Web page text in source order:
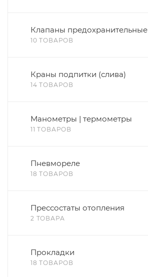
Клапаны предохранительные
10 ТОВАРОВ
Краны подпитки (слива)
14 ТОВАРОВ
Манометры | термометры
11 ТОВАРОВ
Пневмореле
18 ТОВАРОВ
Прессостаты отопления
2 ТОВАРА
Прокладки
18 ТОВАРОВ